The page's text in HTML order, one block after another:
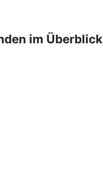
im Überblick